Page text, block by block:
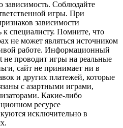
зависимость. Соблюдайте
игры. При
зависимости
к специалисту. Помните, что
не может являться источником
работе. Информационный
не проводит игры на реальные
сайт не принимает ни в
и других платежей, которые
с азартными играми,
Какие-либо
ресурсе
исключительно в